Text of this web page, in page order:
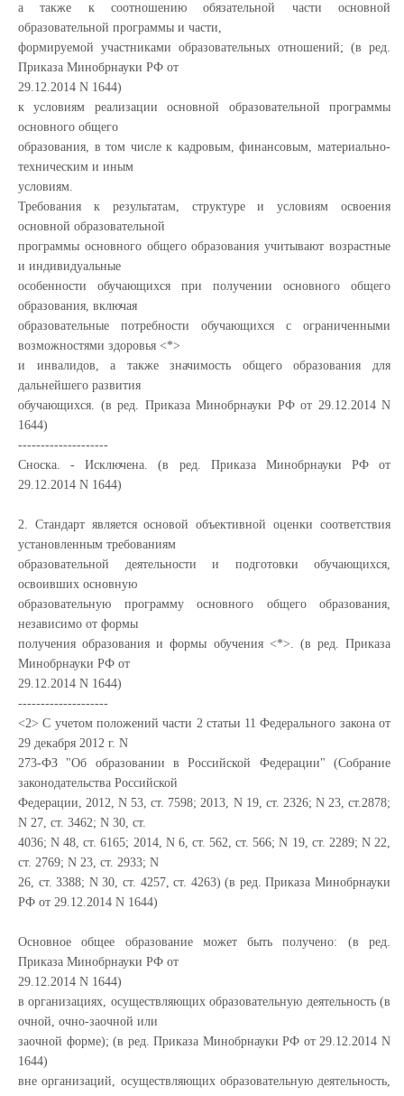
а также к соотношению обязательной части основной
образовательной программы и части,
формируемой участниками образовательных отношений; (в ред.
Приказа Минобрнауки РФ от
29.12.2014 N 1644)
к условиям реализации основной образовательной программы
основного общего
образования, в том числе к кадровым, финансовым, материально-
техническим и иным
условиям.
Требования к результатам, структуре и условиям освоения
основной образовательной
программы основного общего образования учитывают возрастные
и индивидуальные
особенности обучающихся при получении основного общего
образования, включая
образовательные потребности обучающихся с ограниченными
возможностями здоровья <*>
и инвалидов, а также значимость общего образования для
дальнейшего развития
обучающихся. (в ред. Приказа Минобрнауки РФ от 29.12.2014 N
1644)
--------------------
Сноска. - Исключена. (в ред. Приказа Минобрнауки РФ от
29.12.2014 N 1644)
2. Стандарт является основой объективной оценки соответствия
установленным требованиям
образовательной деятельности и подготовки обучающихся,
освоивших основную
образовательную программу основного общего образования,
независимо от формы
получения образования и формы обучения <*>. (в ред. Приказа
Минобрнауки РФ от
29.12.2014 N 1644)
--------------------
<2> С учетом положений части 2 статьи 11 Федерального закона от
29 декабря 2012 г. N
273-ФЗ "Об образовании в Российской Федерации" (Собрание
законодательства Российской
Федерации, 2012, N 53, ст. 7598; 2013, N 19, ст. 2326; N 23, ст.2878;
N 27, ст. 3462; N 30, ст.
4036; N 48, ст. 6165; 2014, N 6, ст. 562, ст. 566; N 19, ст. 2289; N 22,
ст. 2769; N 23, ст. 2933; N
26, ст. 3388; N 30, ст. 4257, ст. 4263) (в ред. Приказа Минобрнауки
РФ от 29.12.2014 N 1644)
Основное общее образование может быть получено: (в ред.
Приказа Минобрнауки РФ от
29.12.2014 N 1644)
в организациях, осуществляющих образовательную деятельность (в
очной, очно-заочной или
заочной форме); (в ред. Приказа Минобрнауки РФ от 29.12.2014 N
1644)
вне организаций, осуществляющих образовательную деятельность,